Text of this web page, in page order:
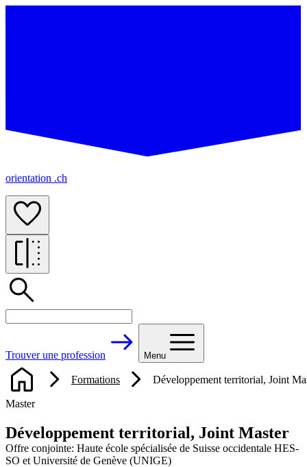
orientation .ch
Trouver une profession Menu
Formations Développement territorial, Joint
Master
Développement territorial, Joint Master
Offre conjointe: Haute école spécialisée de Suisse occidentale HES-
SO et Université de Genève (UNIGE)